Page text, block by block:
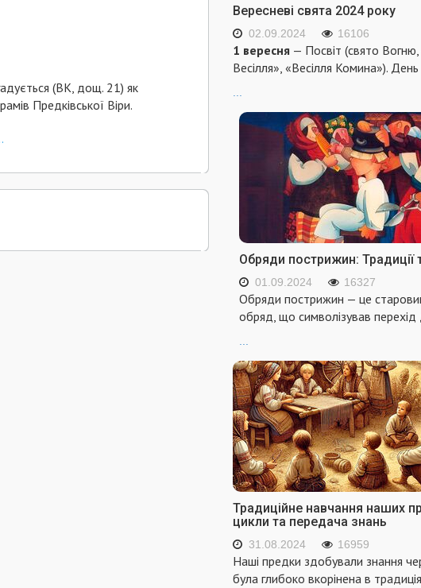
(ВК, дощ. 21) як
Предківської Віри.
Вересневі свята 2024 року
02.09.2024 16106
1 вересня — Посвіт (свято Вогню,
Весілля», «Весілля Комина»). День
...
Обряди пострижин: Традиції
01.09.2024 16327
Обряди пострижин — це
обряд, що символізував перехід
...
Традиційне навчання наших
цикли та передача знань
31.08.2024 16959
Наші предки здобували знання
була глибоко вкорінена в